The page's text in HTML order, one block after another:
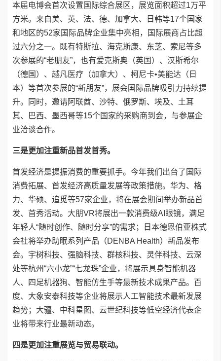
本届电博会首次设置国际综合展区，展览面积超过1万平
方米。来自美、英、法、德、加拿大、日韩等17个国家
和地区的52家国际品牌企业集中亮相，国际展商占比超
过六分之一。既有特斯拉、海克斯康、东芝、索尼等多
次参展的“老朋友”，也有爱克斯奥（英国）、汉斯希尔
（德国）、越凡医疗（加拿大）、柯尼卡•美能达（日
本）等首次参展的“新朋友”，展会国际品牌吸引力持续提
升。同时，邀请阿联酋、沙特、俄罗斯、埃及、土耳
其、巴西、墨西哥等15个国家的采购商到会，与参展企
业洽谈合作。
三是更加注重新品首发首秀。
首发经济是提振消费的重要抓手。今年我们出台了国际
消费拓展、首发经济高质量发展等政策措施。华为、格
力、华硕、追觅等57家企业，将在展会期间举办新品首
发、首秀活动。大朋VR将展出一款消费级AI眼镜，满足
年轻人“随时创作、随时分享”的需求；日本德恩伯亚株式
会社将举办助眠系列产品（DENBA Health）新品发布
会。宇树科技、强脑科技、群核科技、灵伴科技、云深
处等杭州“六小龙”“七龙珠”企业，将展示具身智能机器
人、四足机器狗、智能仿生手等最新技术成果产品。百
度、大象安泰科技等企业将展示人工智能技术最新发展
趋势；大疆、中科星图、云世纪科技等低空经济代表企
业将带来行业最新动态。
四是更加注重展览与贸易联动。